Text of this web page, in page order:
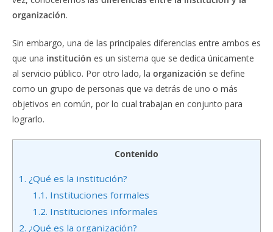
organización.
Sin embargo, una de las principales diferencias entre ambos es
que una institución es un sistema que se dedica únicamente
al servicio público. Por otro lado, la organización se define
como un grupo de personas que va detrás de uno o más
objetivos en común, por lo cual trabajan en conjunto para
lograrlo.
Contenido
1. ¿Qué es la institución?
1.1. Instituciones formales
1.2. Instituciones informales
2. ¿Qué es la organización?